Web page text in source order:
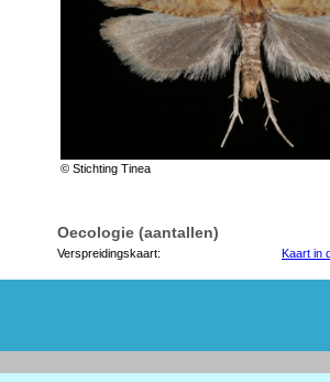
© Stichting Tinea
Oecologie (aantallen)
Verspreidingskaart: Kaart in